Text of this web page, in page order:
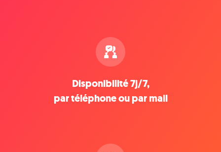
Disponibilité 7j/7,
par téléphone ou par mail